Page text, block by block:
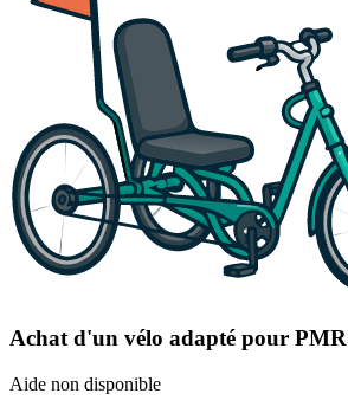
Achat d'un vélo adapté pour PMR
Aide non disponible